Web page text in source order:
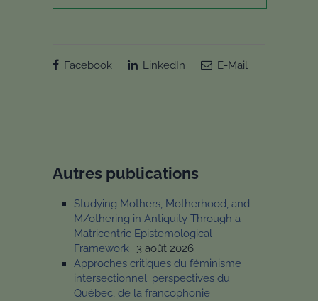
Facebook LinkedIn E-Mail
Autres publications
Studying Mothers, Motherhood, and
M/othering in Antiquity Through a
Matricentric Epistemological
Framework
3 août 2026
Approches critiques du féminisme
intersectionnel: perspectives du
Québec, de la francophonie